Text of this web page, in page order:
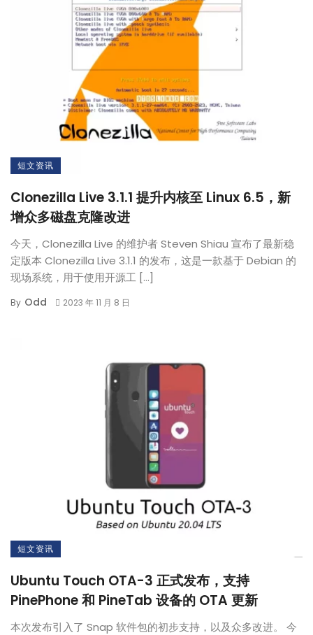
短文资讯
Clonezilla Live 3.1.1 提升内核至 Linux 6.5，新
增众多磁盘克隆改进
今天，Clonezilla Live 的维护者 Steven Shiau 宣布了最新稳
定版本 Clonezilla Live 3.1.1 的发布，这是一款基于 Debian 的
现场系统，用于使用开源工 […]
By Odd 2023 年 11 月 8 日
短文资讯
Ubuntu Touch OTA-3 正式发布，支持
PinePhone 和 PineTab 设备的 OTA 更新
本次发布引入了 Snap 软件包的初步支持，以及众多改进。 今